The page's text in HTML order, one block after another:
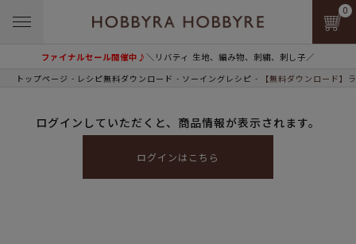
ファイナルセール開催中♪＼リバティ 生地、編み物、刺繍、刺し子／
0
トップページ レシピ無料ダウンロード ソーイングレシピ 【無料ダウンロード】
ログインしていただくと、商品情報が表示されます。
ログインはこちら